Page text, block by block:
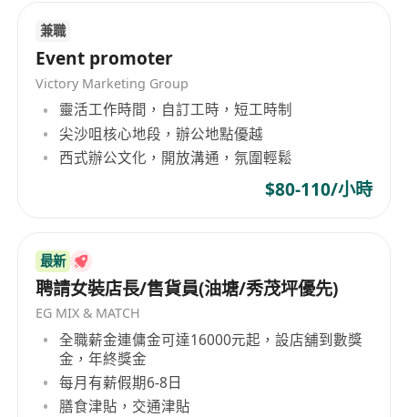
兼職
Event promoter
Victory Marketing Group
靈活工作時間，自訂工時，短工時制
尖沙咀核心地段，辦公地點優越
西式辦公文化，開放溝通，氛圍輕鬆
$80-110/小時
最新
聘請女裝店長/售貨員(油塘/秀茂坪優先)
EG MIX & MATCH
全職薪金連傭金可達16000元起，設店舖到數獎
金，年終獎金
每月有薪假期6-8日
膳食津貼，交通津貼